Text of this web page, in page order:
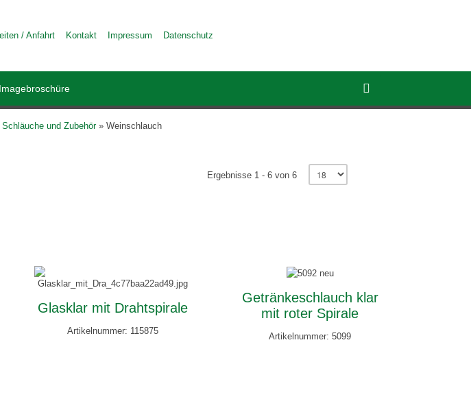
/ Anfahrt Kontakt Impressum Datenschutz
Schläuche und Zubehör» Weinschlauch
Ergebnisse 1 - 6 von 6
Glasklar mit Drahtspirale
Artikelnummer: 115875
Getränkeschlauch klar
mit roter Spirale
Artikelnummer: 5099